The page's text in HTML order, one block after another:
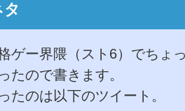
ゲー界隈（スト6）でちょ
たので書きます。
たのは以下のツイート。